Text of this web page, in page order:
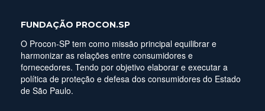
FUNDAÇÃO PROCON.SP
O Procon-SP tem como missão principal equilibrar e
harmonizar as relações entre consumidores e
fornecedores. Tendo por objetivo elaborar e executar a
política de proteção e defesa dos consumidores do Estado
de São Paulo.